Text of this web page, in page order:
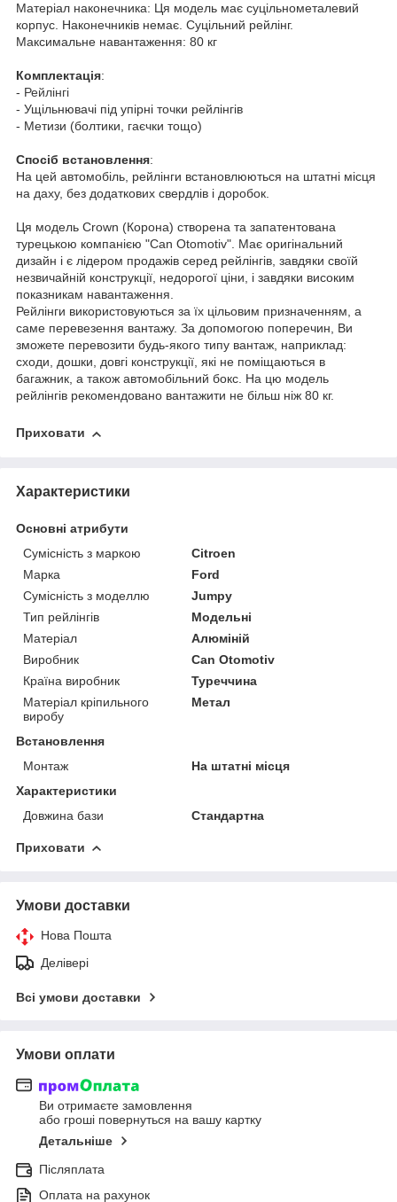
Матеріал наконечника: Ця модель має суцільнометалевий
корпус. Наконечників немає. Суцільний рейлінг.
Максимальне навантаження: 80 кг
Комплектація:
- Рейлінгі
- Ущільнювачі під упірні точки рейлінгів
- Метизи (болтики, гаєчки тощо)
Спосіб встановлення:
На цей автомобіль, рейлінги встановлюються на штатні місця
на даху, без додаткових свердлів і доробок.
Ця модель Crown (Корона) створена та запатентована
турецькою компанією "Can Otomotiv". Має оригінальний
дизайн і є лідером продажів серед рейлінгів, завдяки своїй
незвичайній конструкції, недорогої ціни, і завдяки високим
показникам навантаження.
Рейлінги використовуються за їх цільовим призначенням, а
саме перевезення вантажу. За допомогою поперечин, Ви
зможете перевозити будь-якого типу вантаж, наприклад:
сходи, дошки, довгі конструкції, які не поміщаються в
багажник, а також автомобільний бокс. На цю модель
рейлінгів рекомендовано вантажити не більш ніж 80 кг.
Приховати
Характеристики
Основні атрибути
Сумісність з маркою
Citroen
Марка
Ford
Сумісність з моделлю
Jumpy
Тип рейлінгів
Модельні
Матеріал
Алюміній
Виробник
Can Otomotiv
Країна виробник
Туреччина
Матеріал кріпильного
виробу
Метал
Встановлення
Монтаж
На штатні місця
Характеристики
Довжина бази
Стандартна
Приховати
Умови доставки
Нова Пошта
Делівері
Всі умови доставки
Умови оплати
Ви отримаєте замовлення
або гроші повернуться на вашу картку
Детальніше
Післяплата
Оплата на рахунок